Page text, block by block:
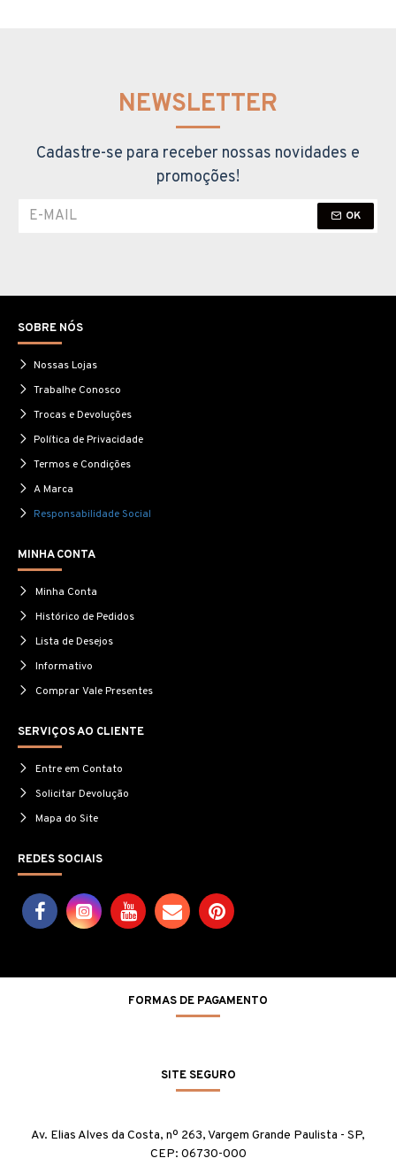
NEWSLETTER
Cadastre-se para receber nossas novidades e
promoções!
OK
SOBRE NÓS
Nossas Lojas
Trabalhe Conosco
Trocas e Devoluções
Política de Privacidade
Termos e Condições
A Marca
Responsabilidade Social
MINHA CONTA
Minha Conta
Histórico de Pedidos
Lista de Desejos
Informativo
Comprar Vale Presentes
SERVIÇOS AO CLIENTE
Entre em Contato
Solicitar Devolução
Mapa do Site
REDES SOCIAIS
FORMAS DE PAGAMENTO
SITE SEGURO
Av. Elias Alves da Costa, nº 263, Vargem Grande Paulista - SP,
CEP: 06730-000